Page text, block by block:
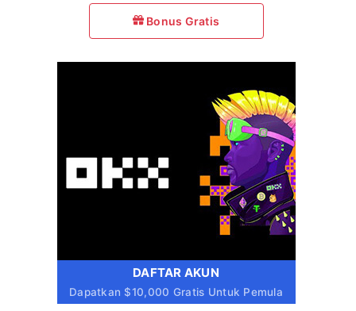
Bonus Gratis
DAFTAR AKUN
Dapatkan $10,000 Gratis Untuk Pemula